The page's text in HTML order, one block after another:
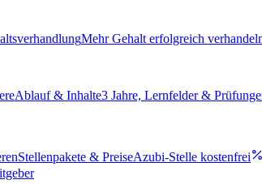
Mehr Gehalt erfolgreich
Ablauf & Inhalte3 Jahre, Lernfelder &
Stellenpakete & PreiseAzubi-Stelle kostenfrei